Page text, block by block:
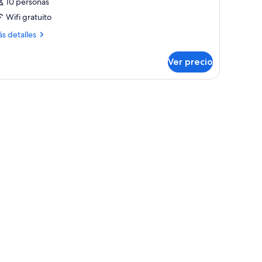
Wifi gratuito
detalles
Ver precio